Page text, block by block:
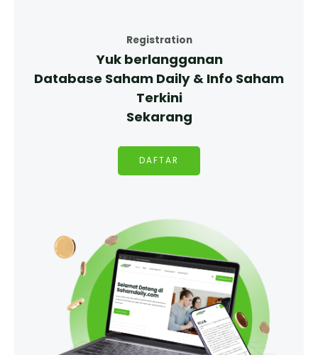
Registration
Yuk berlangganan
Database Saham Daily & Info Saham
Terkini
Sekarang
DAFTAR